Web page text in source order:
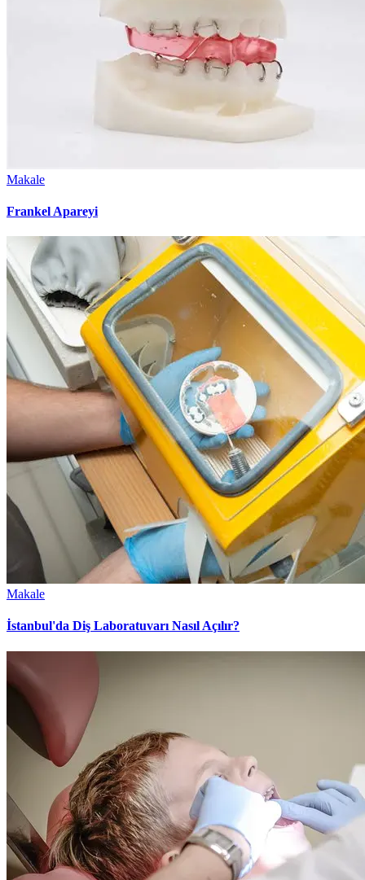
Makale
Frankel Apareyi
Makale
İstanbul'da Diş Laboratuvarı Nasıl Açılır?